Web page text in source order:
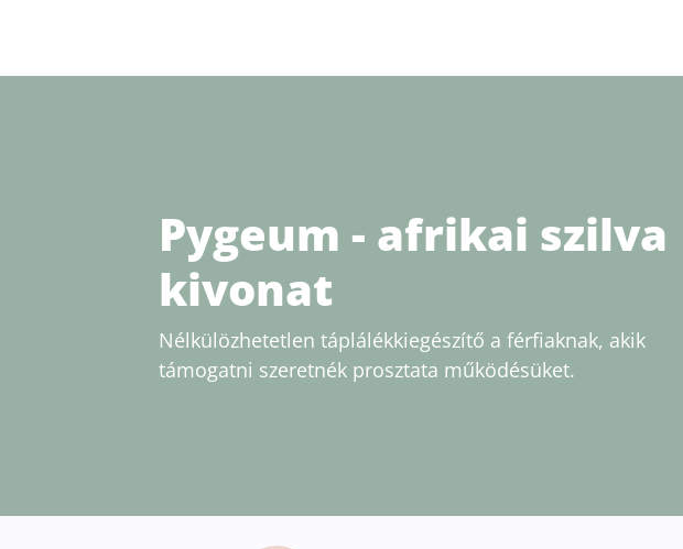
Pygeum - afrikai szilva
kivonat
Nélkülözhetetlen táplálékkiegészítő a férfiaknak, akik
támogatni szeretnék prosztata működésüket.